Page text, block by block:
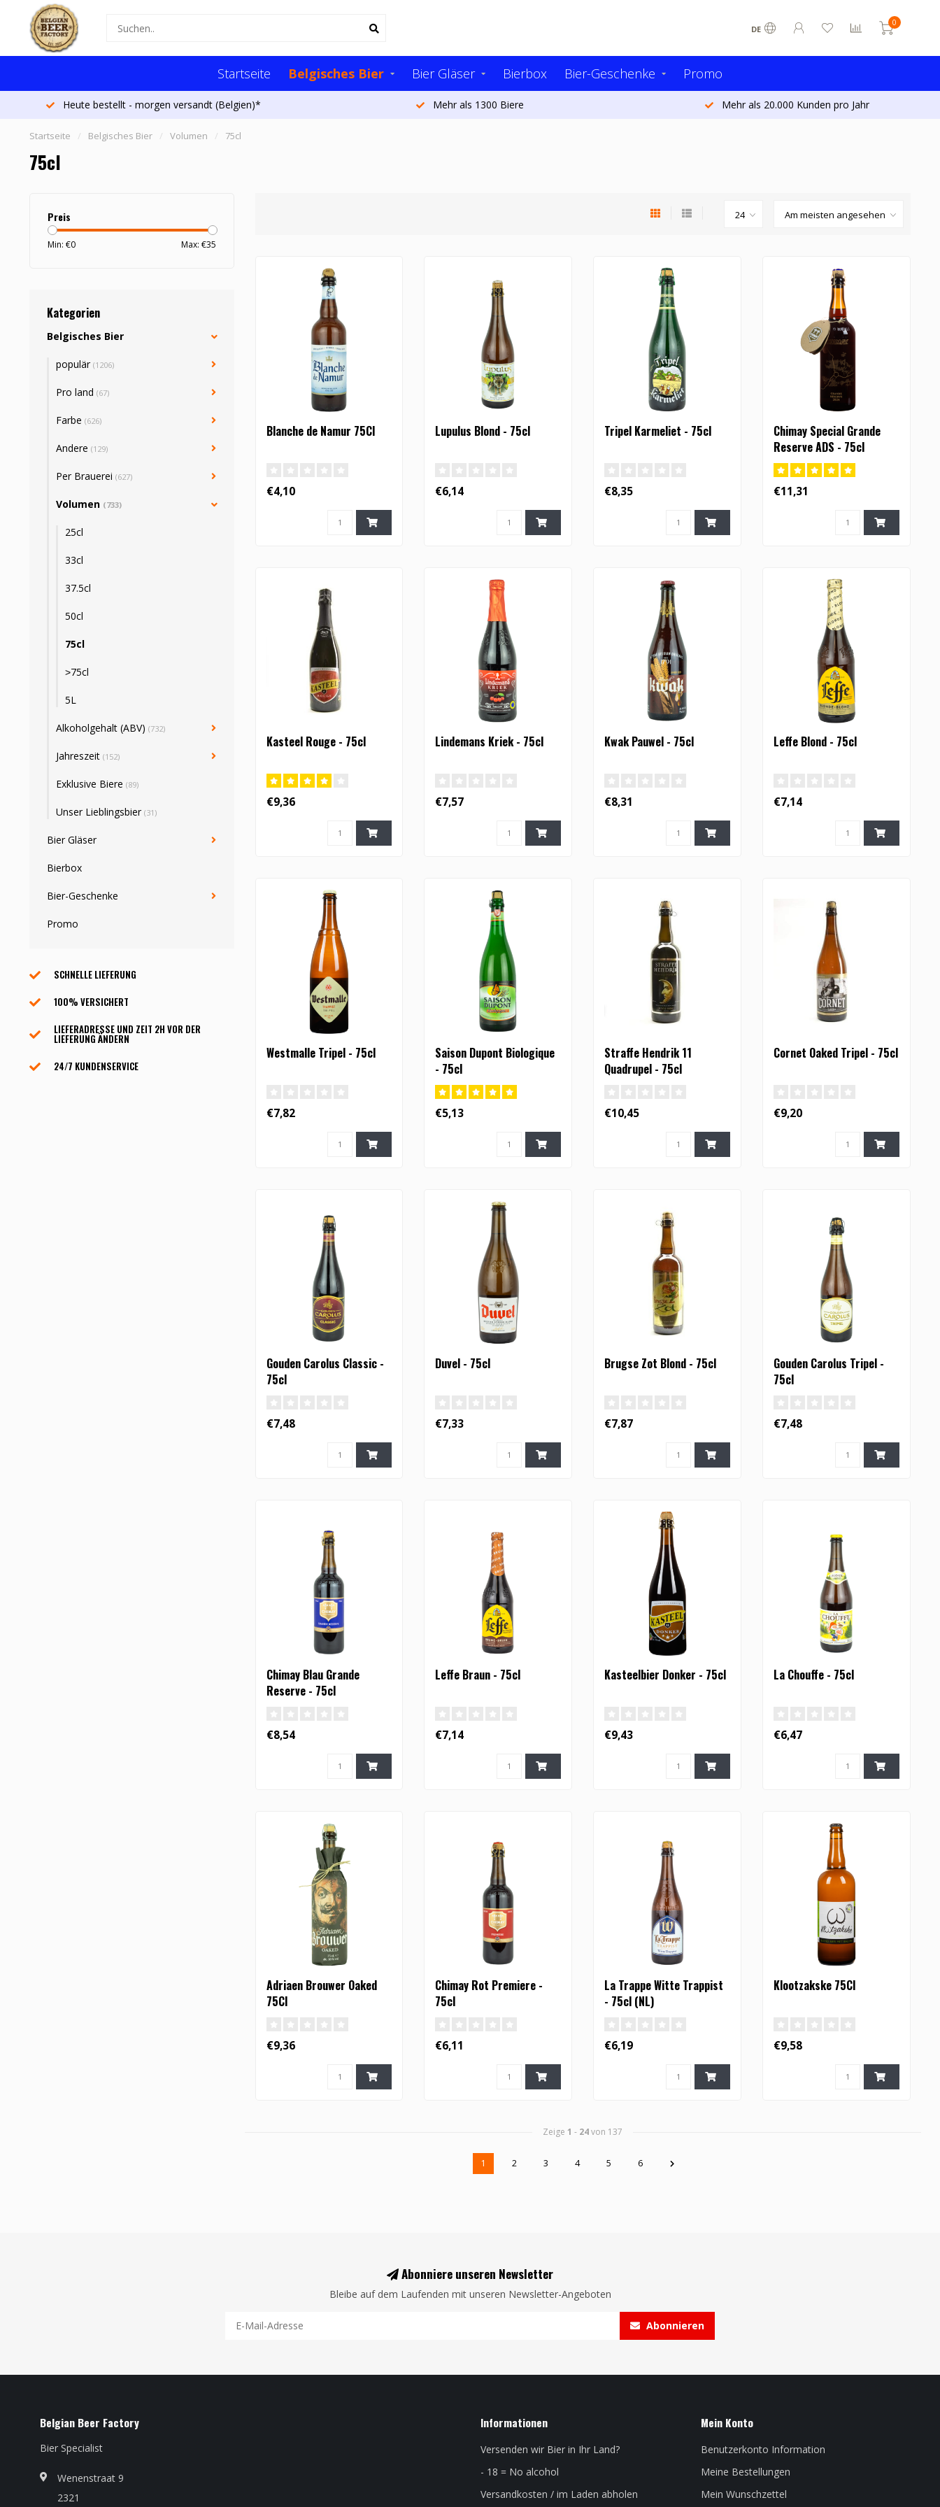
DE
0
Startseite Belgisches Bier Bier Gläser Bierbox Bier-Geschenke Promo
Mehr als 1300 Biere Mehr als 20.000 Kunden pro Jahr Heute bestellt - morgen versandt (Belgien)*
Startseite / Belgisches Bier / Volumen / 75cl
75cl
Preis
Min: €0 Max: €35
Kategorien
Belgisches Bier
populär (1206)
Pro land (67)
Farbe (626)
Andere (129)
Per Brauerei (627)
Volumen (733)
25cl
33cl
37.5cl
50cl
75cl
˃75cl
5L
Alkoholgehalt (ABV) (732)
Jahreszeit (152)
Exklusive Biere (89)
Unser Lieblingsbier (31)
Bier Gläser
Bierbox
Bier-Geschenke
Promo
SCHNELLE LIEFERUNG
100% VERSICHERT
LIEFERADRESSE UND ZEIT 2H VOR DER
LIEFERUNG ÄNDERN
24/7 KUNDENSERVICE
Blanche de Namur 75Cl
€4,10
Lupulus Blond - 75cl
€6,14
Tripel Karmeliet - 75cl
€8,35
Chimay Special Grande
Reserve ADS - 75cl
€11,31
Kasteel Rouge - 75cl
€9,36
Lindemans Kriek - 75cl
€7,57
Kwak Pauwel - 75cl
€8,31
Leffe Blond - 75cl
€7,14
Westmalle Tripel - 75cl
€7,82
Saison Dupont Biologique
- 75cl
€5,13
Straffe Hendrik 11
Quadrupel - 75cl
€10,45
Cornet Oaked Tripel - 75cl
€9,20
Gouden Carolus Classic -
75cl
€7,48
Duvel - 75cl
€7,33
Brugse Zot Blond - 75cl
€7,87
Gouden Carolus Tripel -
75cl
€7,48
Chimay Blau Grande
Reserve - 75cl
€8,54
Leffe Braun - 75cl
€7,14
Kasteelbier Donker - 75cl
€9,43
La Chouffe - 75cl
€6,47
Adriaen Brouwer Oaked
75Cl
€9,36
Chimay Rot Premiere -
75cl
€6,11
La Trappe Witte Trappist
- 75cl (NL)
€6,19
Klootzakske 75Cl
€9,58
Zeige 1 - 24von 137
1 2 3 4 5 6
Abonniere unseren Newsletter
Bleibe auf dem Laufenden mit unseren Newsletter-Angeboten
Abonnieren
Belgian Beer Factory
Bier Specialist
Wenenstraat 9
2321
Informationen
Versenden wir Bier in Ihr Land?
- 18 = No alcohol
Versandkosten / im Laden abholen
Mein Konto
Benutzerkonto Information
Meine Bestellungen
Mein Wunschzettel